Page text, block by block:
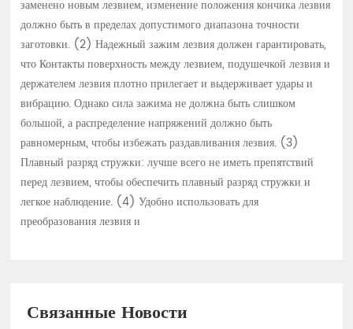
заменено новым лезвием, изменение положения кончика лезвия
должно быть в пределах допустимого диапазона точности
заготовки. (2) Надежный зажим лезвия должен гарантировать,
что Контакты поверхность между лезвием, подушечкой лезвия и
держателем лезвия плотно прилегает и выдерживает удары и
вибрацию. Однако сила зажима не должна быть слишком
большой, а распределение напряжений должно быть
равномерным, чтобы избежать раздавливания лезвия. (3)
Плавный разряд стружки: лучше всего не иметь препятствий
перед лезвием, чтобы обеспечить плавный разряд стружки и
легкое наблюдение. (4) Удобно использовать для
преобразования лезвия и
Связанные Новости